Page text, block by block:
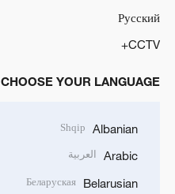
Русский
CCTV+
CHOOSE YOUR LANGUAGE
Albanian
Shqip
Arabic العربية
Belarusian
Беларуская